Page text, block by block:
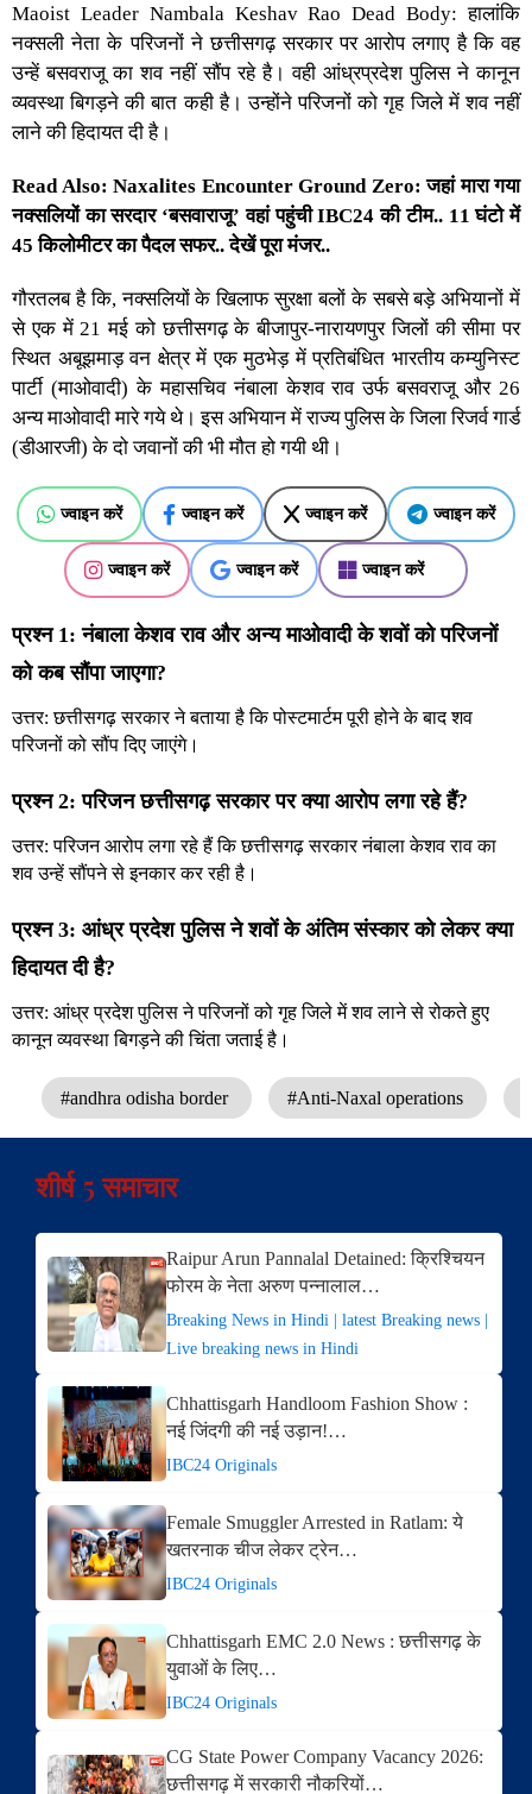
Maoist Leader Nambala Keshav Rao Dead Body: हालांकि
नक्सली नेता के परिजनों ने छत्तीसगढ़ सरकार पर आरोप लगाए है कि वह
उन्हें बसवराजू का शव नहीं सौंप रहे है। वही आंध्रप्रदेश पुलिस ने कानून
व्यवस्था बिगड़ने की बात कही है। उन्होंने परिजनों को गृह जिले में शव नहीं
लाने की हिदायत दी है।
Read Also: Naxalites Encounter Ground Zero: जहां मारा गया
नक्सलियों का सरदार ‘बसवाराजू’ वहां पहुंची IBC24 की टीम.. 11 घंटो में
45 किलोमीटर का पैदल सफर.. देखें पूरा मंजर..
गौरतलब है कि, नक्सलियों के खिलाफ सुरक्षा बलों के सबसे बड़े अभियानों में
से एक में 21 मई को छत्तीसगढ़ के बीजापुर-नारायणपुर जिलों की सीमा पर
स्थित अबूझमाड़ वन क्षेत्र में एक मुठभेड़ में प्रतिबंधित भारतीय कम्युनिस्ट
पार्टी (माओवादी) के महासचिव नंबाला केशव राव उर्फ ​​बसवराजू और 26
अन्य माओवादी मारे गये थे। इस अभियान में राज्य पुलिस के जिला रिजर्व गार्ड
(डीआरजी) के दो जवानों की भी मौत हो गयी थी।
ज्वाइन करें ज्वाइन करें ज्वाइन करें ज्वाइन करें
ज्वाइन करें ज्वाइन करें ज्वाइन करें
प्रश्न 1: नंबाला केशव राव और अन्य माओवादी के शवों को परिजनों
को कब सौंपा जाएगा?
उत्तर: छत्तीसगढ़ सरकार ने बताया है कि पोस्टमार्टम पूरी होने के बाद शव
परिजनों को सौंप दिए जाएंगे।
प्रश्न 2: परिजन छत्तीसगढ़ सरकार पर क्या आरोप लगा रहे हैं?
उत्तर: परिजन आरोप लगा रहे हैं कि छत्तीसगढ़ सरकार नंबाला केशव राव का
शव उन्हें सौंपने से इनकार कर रही है।
प्रश्न 3: आंध्र प्रदेश पुलिस ने शवों के अंतिम संस्कार को लेकर क्या
हिदायत दी है?
उत्तर: आंध्र प्रदेश पुलिस ने परिजनों को गृह जिले में शव लाने से रोकते हुए
कानून व्यवस्था बिगड़ने की चिंता जताई है।
#andhra odisha border #Anti-Naxal operations
शीर्ष 5 समाचार
Raipur Arun Pannalal Detained: क्रिश्चियन
फोरम के नेता अरुण पन्नालाल…
Breaking News in Hindi | latest Breaking news |
Live breaking news in Hindi
Chhattisgarh Handloom Fashion Show :
नई जिंदगी की नई उड़ान!…
IBC24 Originals
Female Smuggler Arrested in Ratlam: ये
खतरनाक चीज लेकर ट्रेन…
IBC24 Originals
Chhattisgarh EMC 2.0 News : छत्तीसगढ़ के
युवाओं के लिए…
IBC24 Originals
CG State Power Company Vacancy 2026:
छत्तीसगढ़ में सरकारी नौकरियों…